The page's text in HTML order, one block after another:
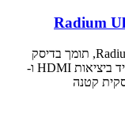
Radium
מקליט NVR קומפקטי 4 ערוצים מבית Radium Ultra, תומך בדיסק
קשיח עד 8TB ובקצב העברה של 80Mbps. מצויד ביציאות HDMI ו-